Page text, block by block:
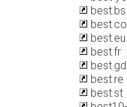
best.bs
best.fr
best.re
best.st